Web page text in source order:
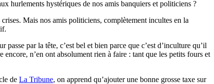
hurlements hystériques de nos amis banquiers et politiciens ?
Mais nos amis politiciens, complètement incultes en la
par la tête, c’est bel et bien parce que c’est d’inculture qu’il
n’en ont absolument rien à faire : tant que les petits fours et
de La Tribune, on apprend qu’ajouter une bonne grosse taxe sur